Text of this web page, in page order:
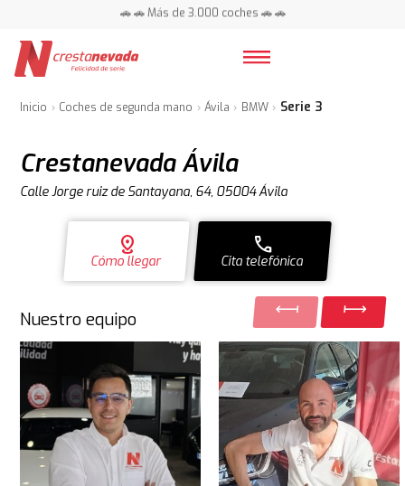
Inicio Coches de segunda mano Ávila BMW Serie 3
Crestanevada Ávila
Calle Jorge ruiz de Santayana, 64, 05004 Ávila
distance
Cómo llegar
call
Cita telefónica
Nuestro equipo